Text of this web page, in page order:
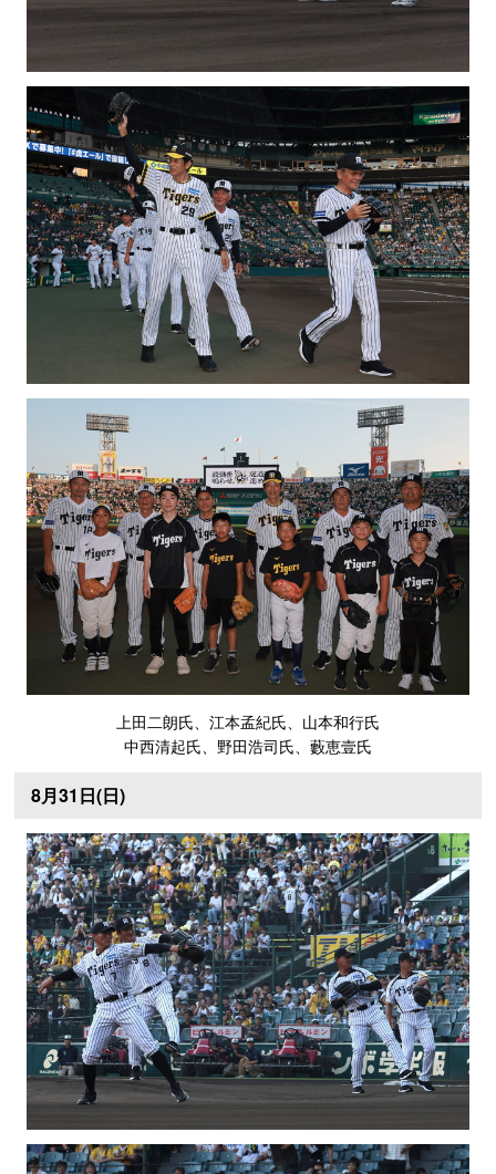
上田二朗氏、江本孟紀氏、山本和行氏
中西清起氏、野田浩司氏、藪恵壹氏
8月31日(日)